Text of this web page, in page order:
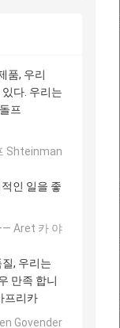
품, 우리
다. 우리는
프
Shteinman
인 일을 좋
Aret 카 야
, 우리는
만족 합니
프리카
Govender